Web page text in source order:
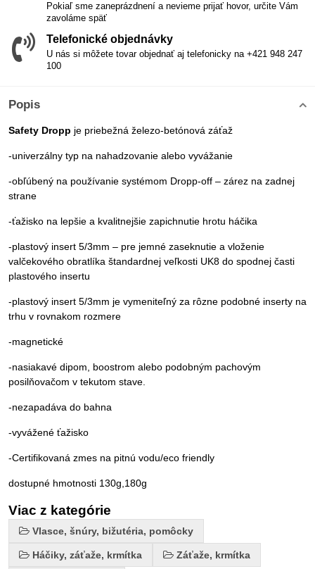
Pokiaľ sme zaneprázdnení a nevieme prijať hovor, určite Vám
zavoláme späť
Telefonické objednávky
U nás si môžete tovar objednať aj telefonicky na +421 948 247
100
Popis
Safety Dropp je priebežná železo-betónová záťaž
-univerzálny typ na nahadzovanie alebo vyvážanie
-obľúbený na používanie systémom Dropp-off – zárez na zadnej
strane
-ťažisko na lepšie a kvalitnejšie zapichnutie hrotu háčika
-plastový insert 5/3mm – pre jemné zaseknutie a vloženie
valčekového obratlíka štandardnej veľkosti UK8 do spodnej časti
plastového insertu
-plastový insert 5/3mm je vymeniteľný za rôzne podobné inserty na
trhu v rovnakom rozmere
-magnetické
-nasiakavé dipom, boostrom alebo podobným pachovým
posilňovačom v tekutom stave.
-nezapadáva do bahna
-vyvážené ťažisko
-Certifikovaná zmes na pitnú vodu/eco friendly
dostupné hmotnosti 130g,180g
Viac z kategórie
Vlasce, šnúry, bižutéria, pomôcky
Háčiky, záťaže, krmítka Záťaže, krmítka